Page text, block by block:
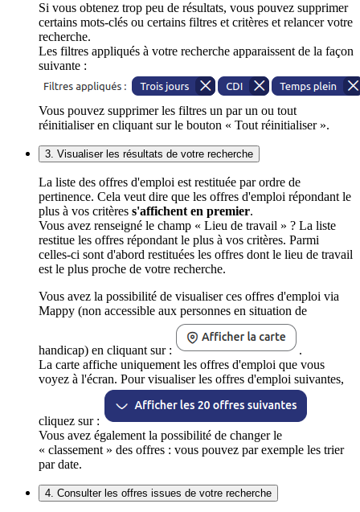
Si vous obtenez trop peu de résultats, vous pouvez supprimer
certains mots-clés ou certains filtres et critères et relancer votre
recherche.
Les filtres appliqués à votre recherche apparaissent de la façon
suivante :
Vous pouvez supprimer les filtres un par un ou tout
réinitialiser en cliquant sur le bouton « Tout réinitialiser ».
3. Visualiser les résultats de votre recherche
La liste des offres d'emploi est restituée par ordre de
pertinence. Cela veut dire que les offres d'emploi répondant le
plus à vos critères s'affichent en premier.
Vous avez renseigné le champ « Lieu de travail » ? La liste
restitue les offres répondant le plus à vos critères. Parmi
celles-ci sont d'abord restituées les offres dont le lieu de travail
est le plus proche de votre recherche.
Vous avez la possibilité de visualiser ces offres d'emploi via
Mappy (non accessible aux personnes en situation de
handicap) en cliquant sur :
.
La carte affiche uniquement les offres d'emploi que vous
voyez à l'écran. Pour visualiser les offres d'emploi suivantes,
cliquez sur :
Vous avez également la possibilité de changer le
« classement » des offres : vous pouvez par exemple les trier
par date.
4. Consulter les offres issues de votre recherche